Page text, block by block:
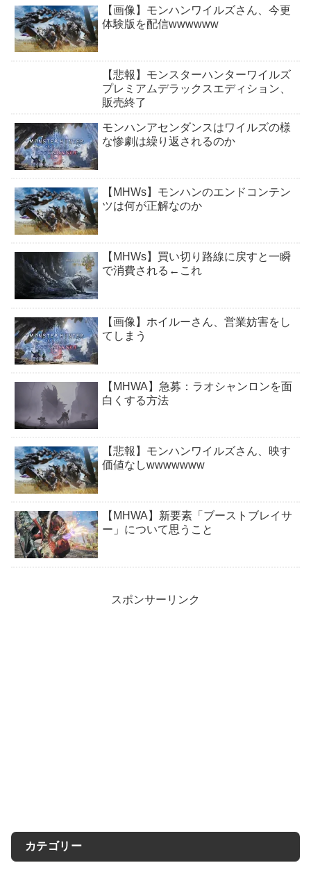
【画像】モンハンワイルズさん、今更
体験版を配信wwwwww
【悲報】モンスターハンターワイルズ
プレミアムデラックスエディション、
販売終了
モンハンアセンダンスはワイルズの様
な惨劇は繰り返されるのか
【MHWs】モンハンのエンドコンテン
ツは何が正解なのか
【MHWs】買い切り路線に戻すと一瞬
で消費される←これ
【画像】ホイルーさん、営業妨害をし
てしまう
【MHWA】急募：ラオシャンロンを面
白くする方法
【悲報】モンハンワイルズさん、映す
価値なしwwwwwww
【MHWA】新要素「ブーストブレイサ
ー」について思うこと
スポンサーリンク
カテゴリー